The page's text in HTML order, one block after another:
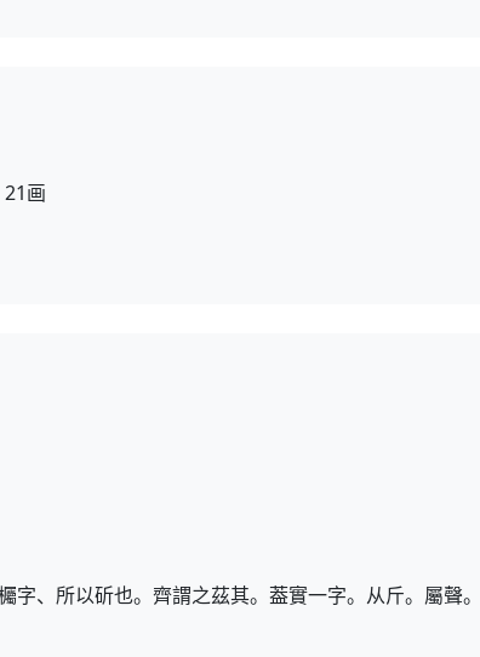
画
字、所以斫也。齊謂之茲其。葢實一字。从斤。屬聲